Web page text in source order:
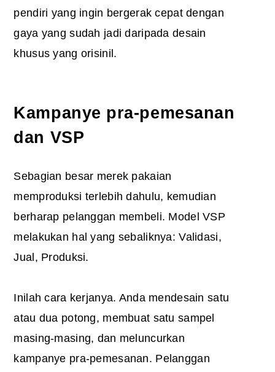
pendiri yang ingin bergerak cepat dengan
gaya yang sudah jadi daripada desain
khusus yang orisinil.
Kampanye pra-pemesanan
dan VSP
Sebagian besar merek pakaian
memproduksi terlebih dahulu, kemudian
berharap pelanggan membeli. Model VSP
melakukan hal yang sebaliknya: Validasi,
Jual, Produksi.
Inilah cara kerjanya. Anda mendesain satu
atau dua potong, membuat satu sampel
masing-masing, dan meluncurkan
kampanye pra-pemesanan. Pelanggan